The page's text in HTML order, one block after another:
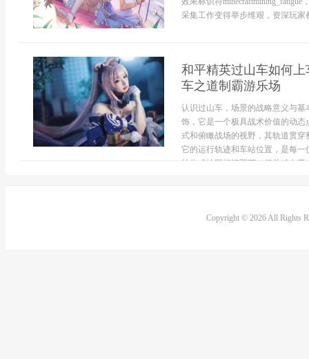
采集工作变得举步维艰，资深玩
和平精英过山车如何
车之道制霸游乐场
认识过山车，场景的战略意义与
饰，它是一个极具战术价值的动
式和俯瞰战场的视野，其轨道贯
它的运行轨迹和车站位置，是每
结构或地图标识即可，但关键在于
Copyright © 2026 All Rights